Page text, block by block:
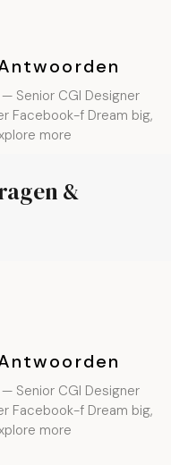
Senior CGI Designer
Facebook-f Dream big,
more
&
Senior CGI Designer
Facebook-f Dream big,
more